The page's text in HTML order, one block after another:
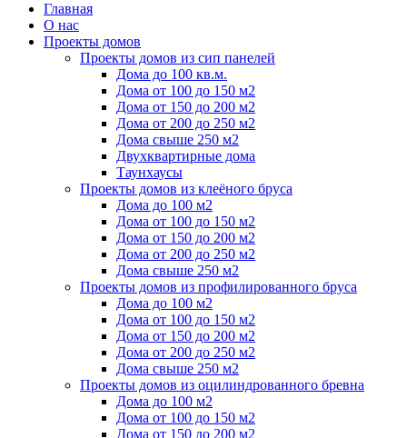
Главная
О нас
Проекты домов
Проекты домов из сип панелей
Дома до 100 кв.м.
Дома от 100 до 150 м2
Дома от 150 до 200 м2
Дома от 200 до 250 м2
Дома свыше 250 м2
Двухквартирные дома
Таунхаусы
Проекты домов из клеёного бруса
Дома до 100 м2
Дома от 100 до 150 м2
Дома от 150 до 200 м2
Дома от 200 до 250 м2
Дома свыше 250 м2
Проекты домов из профилированного бруса
Дома до 100 м2
Дома от 100 до 150 м2
Дома от 150 до 200 м2
Дома от 200 до 250 м2
Дома свыше 250 м2
Проекты домов из оцилиндрованного бревна
Дома до 100 м2
Дома от 100 до 150 м2
Дома от 150 до 200 м2